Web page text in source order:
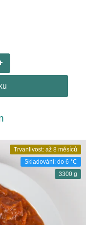
Trvanlivost: až 8 měsíců
Skladování: do 6 °C
3300 g